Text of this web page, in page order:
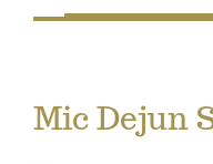
Mic Dejun